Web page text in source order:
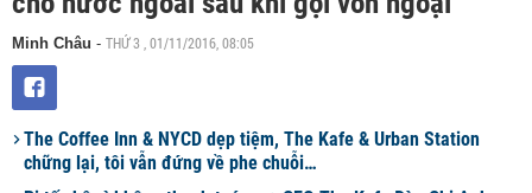
Minh Châu - THỨ 3 , 01/11/2016, 08:05
The Coffee Inn & NYCD dẹp tiệm, The Kafe & Urban Station
chững lại, tôi vẫn đứng về phe chuỗi…